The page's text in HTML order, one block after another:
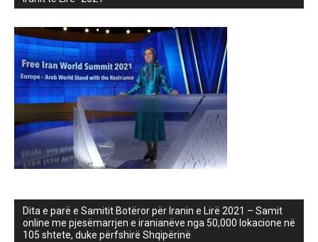
Dita e parë e Samitit Botëror për Iranin e Lirë 2021 – Samit
online me pjesëmarrjen e iranianëve nga 50,000 lokacione në
105 shtete, duke përfshirë Shqipërinë